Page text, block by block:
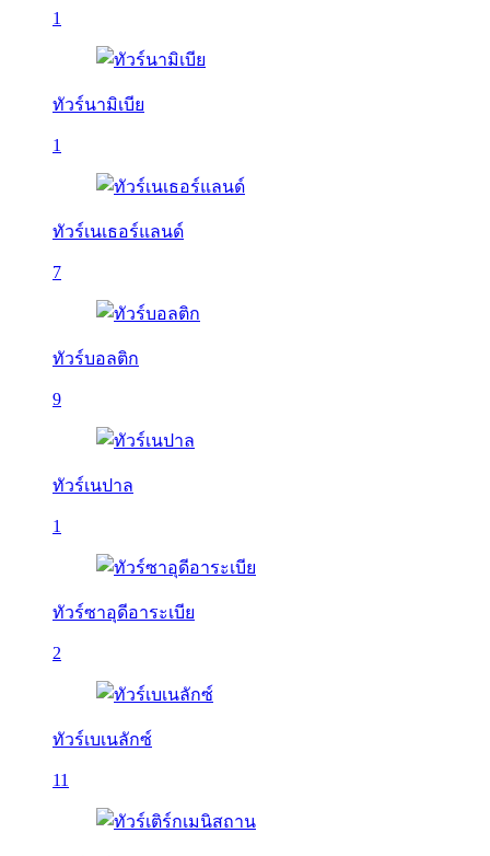
1
ทัวร์นามิเบีย
1
ทัวร์เนเธอร์แลนด์
7
ทัวร์บอลติก
9
ทัวร์เนปาล
1
ทัวร์ซาอุดีอาระเบีย
2
ทัวร์เบเนลักซ์
11